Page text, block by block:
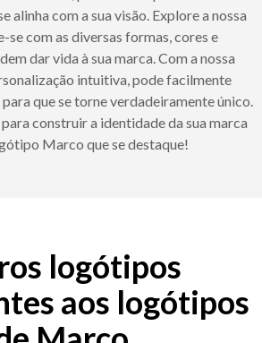
alinha com a sua visão. Explore a nossa
se com as diversas formas, cores e
dar vida à sua marca. Com a nossa
intuitiva, pode facilmente
que se torne verdadeiramente único.
construir a identidade da sua marca
Marco que se destaque!
logótipos
aos logótipos